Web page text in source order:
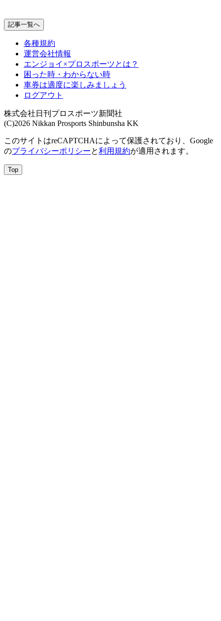
記事一覧へ
各種規約
運営会社情報
エンジョイ×プロスポーツとは？
困った時・わからない時
車券は適度に楽しみましょう
ログアウト
株式会社日刊プロスポーツ新聞社
(C)2026 Nikkan Prosports Shinbunsha KK
このサイトはreCAPTCHAによって保護されており、Google
のプライバシーポリシーと利用規約が適用されます。
Top